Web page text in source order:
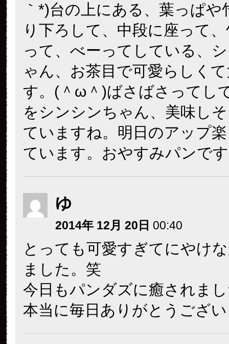
｀*)台の上にある、葉っぱや
り下ろして、中段に座って
って、べーってしている、
ゃん、お茶目で可愛らしく
す。(＾ω＾)ばさばさってし
をシンシンちゃん、美味し
ていますね。明日のアップ
ています。おやすみパンで
ゆ
2014年 12月 20日 00:40
とっても可愛すぎてにやけ
ました。笑
今日もパンダズに癒されま
本当に毎日ありがとうござ